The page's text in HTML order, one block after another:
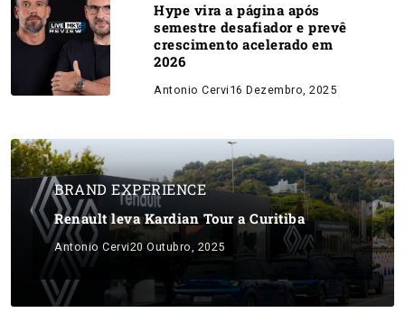
Hype vira a página após
semestre desafiador e prevê
crescimento acelerado em
2026
Antonio Cervi 16 Dezembro, 2025
BRAND EXPERIENCE
Renault leva Kardian Tour a Curitiba
Antonio Cervi20 Outubro, 2025